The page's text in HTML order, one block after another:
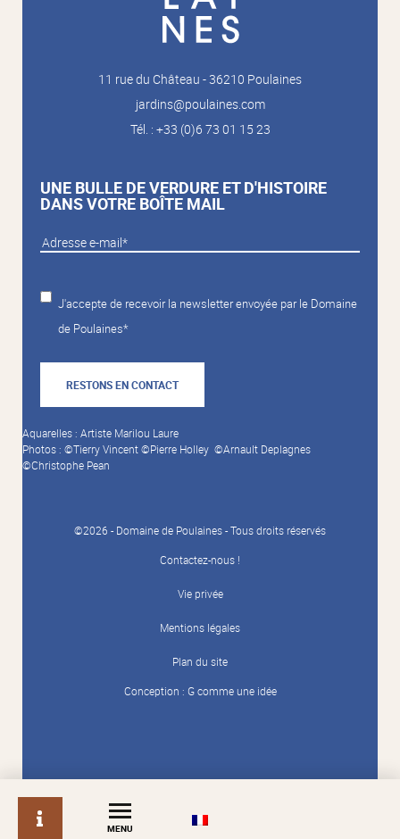
info
MENU
11 rue du Château - 36210 Poulaines
jardins@poulaines.com
Tél. : +33 (0)6 73 01 15 23
UNE BULLE DE VERDURE ET D'HISTOIRE
DANS VOTRE BOÎTE MAIL
J'accepte de recevoir la newsletter envoyée par le Domaine
de Poulaines*
RESTONS EN CONTACT
Aquarelles : Artiste Marilou Laure
Photos : ©Tierry Vincent ©Pierre Holley ©Arnault Deplagnes
©Christophe Pean
©2026 - Domaine de Poulaines - Tous droits réservés
Contactez-nous !
Vie privée
Mentions légales
Plan du site
Conception : G comme une idée